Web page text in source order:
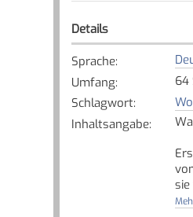
Details
Sprache:
Umfang:
64
Schlagwort:
Inhaltsangabe: